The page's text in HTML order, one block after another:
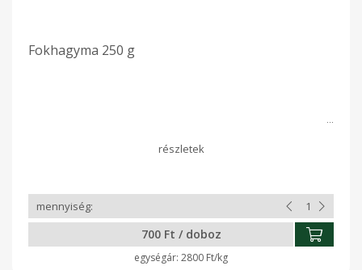
Fokhagyma 250 g
700 Ft / doboz
2800 Ft/kg